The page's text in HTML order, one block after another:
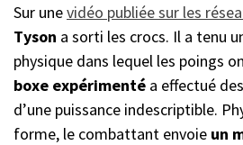
Sur unevidéo publiée sur les
Tyson a sorti les crocs. Il a tenu
physique dans lequel les poings
boxe expérimenté a effectué
d’une puissance indescriptible.
forme, le combattant envoie un